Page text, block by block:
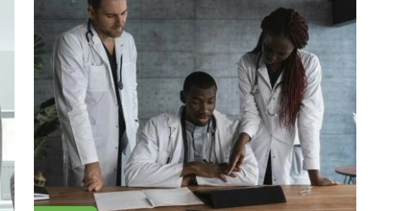
転送されるトラフィックを処理するには,コアレイヤスイッ
チは大きなパワーと容量を持つ必要があります. そのため,
迅速で完全な管理スイッチであることが重要です. ...